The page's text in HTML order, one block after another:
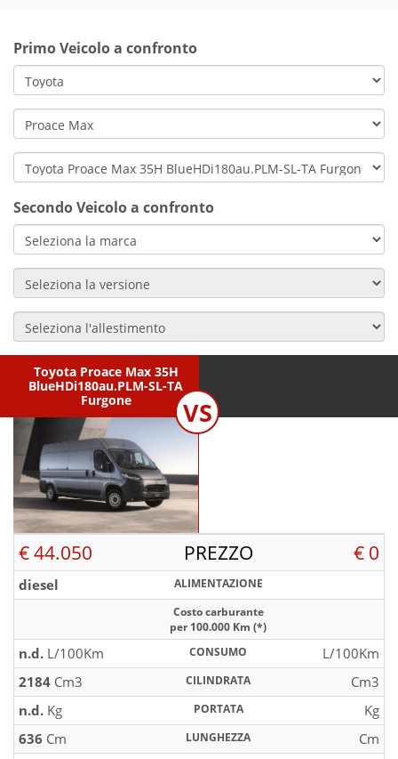
Primo Veicolo a confronto
Secondo Veicolo a confronto
Toyota Proace Max 35H
BlueHDi180au.PLM-SL-TA
Furgone
VS
€ 44.050 PREZZO € 0
diesel
ALIMENTAZIONE
Costo carburante
per 100.000 Km (*)
n.d. L/100Km CONSUMO
L/100Km
2184 Cm3 CILINDRATA
Cm3
n.d. Kg PORTATA
Kg
636 Cm LUNGHEZZA
Cm